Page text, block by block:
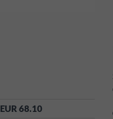
EUR 68.10